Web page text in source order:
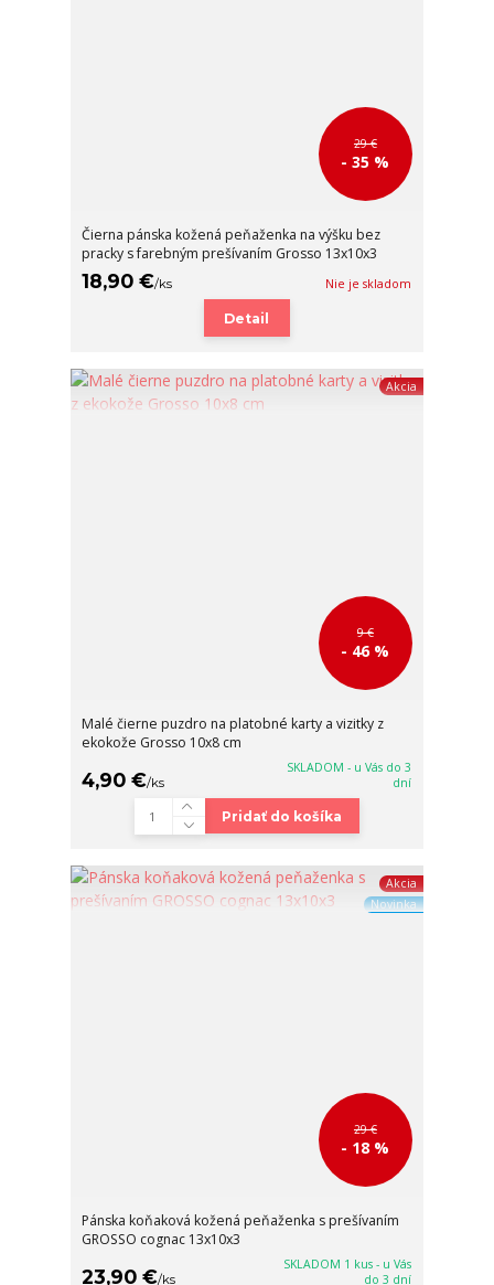
29 €
- 35 %
Čierna pánska kožená peňaženka na výšku bez
pracky s farebným prešívaním Grosso 13x10x3
18,90 €/ks Nie je skladom
Detail
Akcia
9 €
- 46 %
Malé čierne puzdro na platobné karty a vizitky z
ekokože Grosso 10x8 cm
4,90 €/ks
SKLADOM - u Vás do 3
dní
Pridať do košíka
Akcia
Novinka
29 €
- 18 %
Pánska koňaková kožená peňaženka s prešívaním
GROSSO cognac 13x10x3
23,90 €/ks
SKLADOM 1 kus - u Vás
do 3 dní